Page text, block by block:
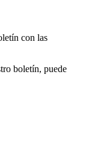
con las
boletín, puede